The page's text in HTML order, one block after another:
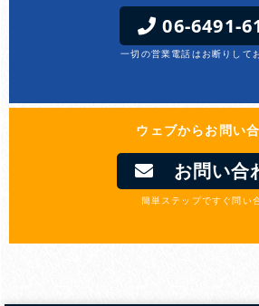
06-6491-
一切の営業電話はお断りして
ウェブからお問い
お問い合
簡単ステップですぐ問い